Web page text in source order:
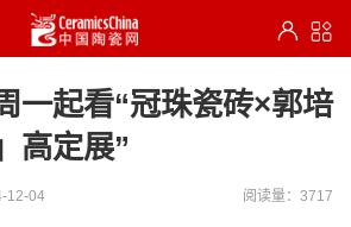
一起看“冠珠瓷砖×郭培
高定展”
12-04 阅读量：3717